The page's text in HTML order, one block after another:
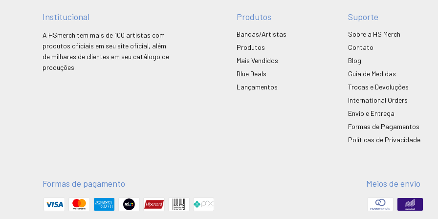
Institucional
A HSmerch tem mais de 100 artistas com
produtos oficiais em seu site oficial, além
de milhares de clientes em seu catálogo de
produções.
Produtos
Bandas/Artistas
Produtos
Mais Vendidos
Blue Deals
Lançamentos
Suporte
Sobre a HS Merch
Contato
Blog
Guia de Medidas
Trocas e Devoluções
International Orders
Envio e Entrega
Formas de Pagamentos
Políticas de Privacidade
Formas de pagamento Meios de envio